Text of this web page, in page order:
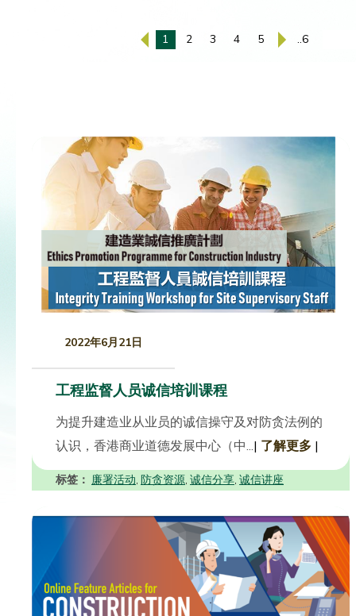
1 2 3 4 5 ..6
2022年6月21日
工程监督人员诚信培训课程
为提升建造业从业员的诚信操守及对防贪法例的
认识，香港商业道德发展中心（中...| 了解更多 |
标签： 廉署活动, 防贪资源, 诚信分享, 诚信讲座